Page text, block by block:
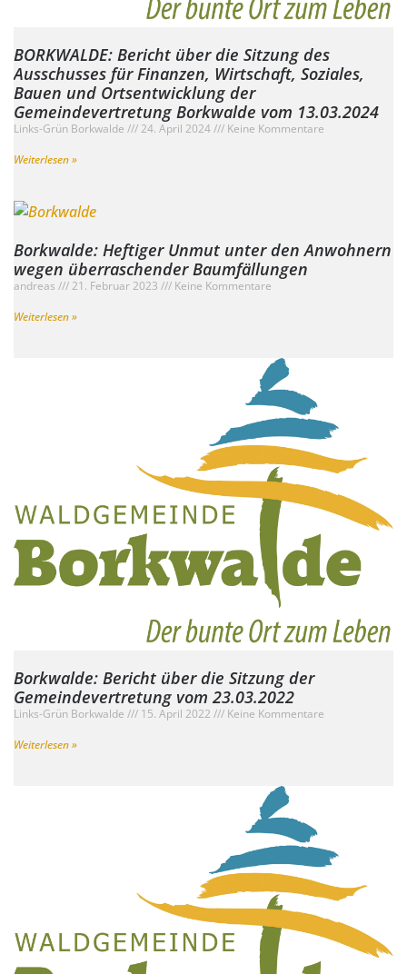
BORKWALDE: Bericht über die Sitzung des
Ausschusses für Finanzen, Wirtschaft, Soziales,
Bauen und Ortsentwicklung der
Gemeindevertretung Borkwalde vom 13.03.2024
Links-Grün Borkwalde 24. April 2024
Keine Kommentare
Weiterlesen »
Borkwalde: Heftiger Unmut unter den Anwohnern
wegen überraschender Baumfällungen
andreas 21. Februar 2023
Keine Kommentare
Weiterlesen »
Borkwalde: Bericht über die Sitzung der
Gemeindevertretung vom 23.03.2022
Links-Grün Borkwalde 15. April 2022
Keine Kommentare
Weiterlesen »